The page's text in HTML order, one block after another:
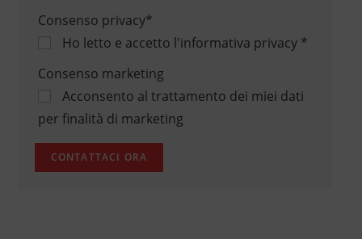
Consenso privacy*
Ho letto e accetto l'informativa privacy*
Consenso marketing
Acconsento al trattamento dei miei dati
per finalità di marketing